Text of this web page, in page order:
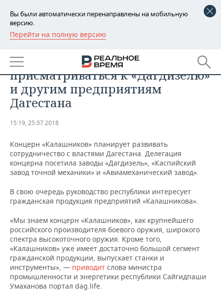
Вы были автоматически перенаправлены на мобильную
версию.
Перейти на полную версию
РЕГИОНЫ
БАШКОРТОСТАН
ТАТАРСТАН
УДМУРТИЯ
НОВОСТИ
АНАЛИТИКА
НОВОСТИ АНАЛИТИКИ
ДЕКЛАРАЦИИ О ДОХОДАХ
КОРОЛИ ГОСЗАКАЗА ПФО
ВУЗЫ ТАТАРСТАНА
КОМУ ПРИНАДЛЕЖАТ
ТОРГОВЫЕ ЦЕНТРЫ
ЭКОНОМИКА
НОВОСТИ ЭКОНОМИКИ
ФИНАНСЫ
БАНКИ
БЮДЖЕТ
ИНВЕСТИЦИИ
ПРОМЫШЛЕННОСТЬ
НОВОСТИ
ПРОМЫШЛЕННОСТИ
АГРОПРОМ
МАШИНОСТРОЕНИЕ
НЕФТЕХИМИЯ
НЕФТЬ
ОПК
ЭНЕРГЕТИКА
НЕДВИЖИМОСТЬ
НОВОСТИ НЕДВИЖИМОСТИ
АВТО
НОВОСТИ АВТО
БИЗНЕС
НОВОСТИ БИЗНЕСА
РОЗНИЧНАЯ ТОРГОВЛЯ
ТРАНСПОРТ
УСЛУГИ
ТЕХНОЛОГИИ
НОВОСТИ ТЕХНОЛОГИЙ
IT
МЕДИА
МЕРОПРИЯТИЯ
НОВОСТИ МЕРОПРИЯТИЙ
ВЫЕЗДНАЯ РЕДАКЦИЯ
СПОРТ
НОВОСТИ СПОРТА
ОБЩЕСТВО
«Калашников» начал
присматриваться к «Дагдизелю»
и другим предприятиям
Дагестана
15:19, 25.07.2018
Концерн «Калашников» планирует развивать
сотрудничество с властями Дагестана. Делегация
концерна посетила заводы «Дагдизель», «Каспийский
завод точной механики» и «Авиамеханический завод».
В свою очередь руководство республики интересует
гражданская продукция предприятий «Калашникова».
«Мы знаем концерн «Калашников», как крупнейшего
российского производителя боевого оружия, широкого
спектра высокоточного оружия. Кроме того,
«Калашников» уже имеет достаточно большой сегмент
гражданской продукции, выпускает станки и
инструменты», — приводит слова министра
промышленности и энергетики республики Сайгидпаши
Умаханова портал dag.life.